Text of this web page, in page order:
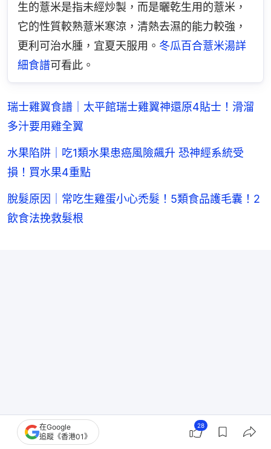
生的薏米是指未經炒製，而是曬乾生用的薏米，
它的性質較熟薏米寒涼，清熱去濕的能力較強，
更利可治水腫，宜夏天服用。 冬瓜百合薏米湯詳
細食譜可看此。
瑞士雞翼食譜｜太平館瑞士雞翼神還原4貼士！滑溜
多汁要用雞全翼
水果陷阱｜吃1類水果患癌風險飆升 恐神經系統受
損！買水果4重點
脫髮原因｜常吃生雞蛋小心禿髮！5類食品護毛囊！2
飲食法挽救髮根
在Google
追蹤《香港01》
28